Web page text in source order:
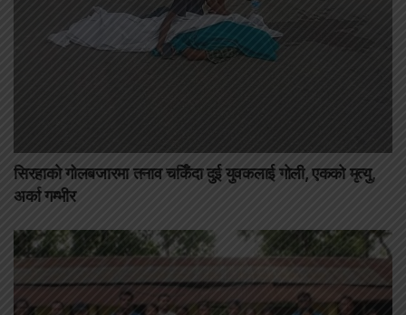
सिरहाको गोलबजारमा तनाव चर्किँदा दुई युवकलाई गोली, एकको मृत्यु,
अर्का गम्भीर